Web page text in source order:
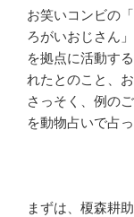
お笑いコンビの
ろがいおじさん
を拠点に活動す
れたとのこと、
さっそく、例の
を動物占いで占
まずは、榎森耕